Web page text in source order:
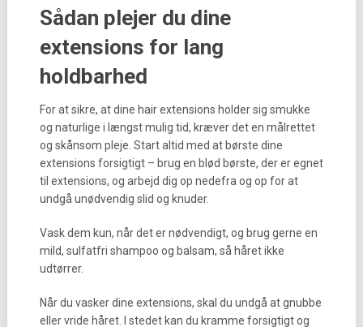
Sådan plejer du dine
extensions for lang
holdbarhed
For at sikre, at dine hair extensions holder sig smukke
og naturlige i længst mulig tid, kræver det en målrettet
og skånsom pleje. Start altid med at børste dine
extensions forsigtigt – brug en blød børste, der er egnet
til extensions, og arbejd dig op nedefra og op for at
undgå unødvendig slid og knuder.
Vask dem kun, når det er nødvendigt, og brug gerne en
mild, sulfatfri shampoo og balsam, så håret ikke
udtørrer.
Når du vasker dine extensions, skal du undgå at gnubbe
eller vride håret. I stedet kan du kramme forsigtigt og